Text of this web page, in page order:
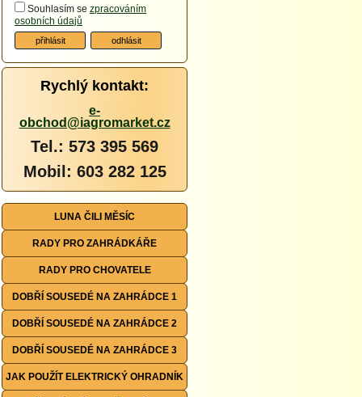
Souhlasím se zpracováním
osobních údajů
Rychlý kontakt:
e-
obchod@iagromarket.cz
Tel.: 573 395 569
Mobil: 603 282 125
LUNA ČILI MĚSÍC
RADY PRO ZAHRÁDKÁŘE
RADY PRO CHOVATELE
DOBŘÍ SOUSEDÉ NA ZAHRÁDCE 1
DOBŘÍ SOUSEDÉ NA ZAHRÁDCE 2
DOBŘÍ SOUSEDÉ NA ZAHRÁDCE 3
JAK POUŽÍT ELEKTRICKÝ OHRADNÍK